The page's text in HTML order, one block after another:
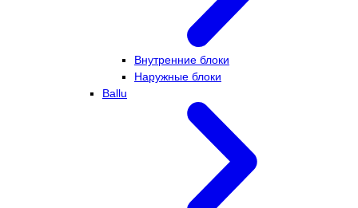
Внутренние блоки
Наружные блоки
Ballu